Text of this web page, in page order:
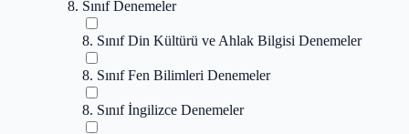
8. Sınıf Denemeler
8. Sınıf Din Kültürü ve Ahlak Bilgisi Denemeler
8. Sınıf Fen Bilimleri Denemeler
8. Sınıf İngilizce Denemeler